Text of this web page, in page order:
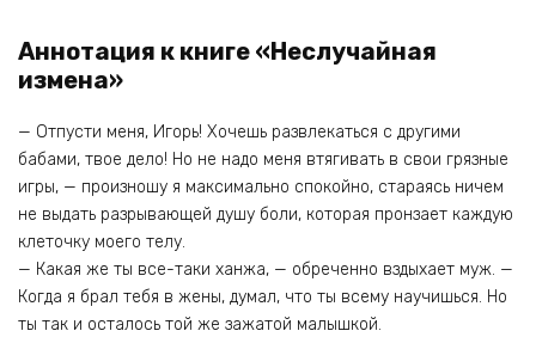
Аннотация к книге «Неслучайная
измена»
— Отпусти меня, Игорь! Хочешь развлекаться с другими
бабами, твое дело! Но не надо меня втягивать в свои грязные
игры, — произношу я максимально спокойно, стараясь ничем
не выдать разрывающей душу боли, которая пронзает каждую
клеточку моего телу.
— Какая же ты все-таки ханжа, — обреченно вздыхает муж. —
Когда я брал тебя в жены, думал, что ты всему научишься. Но
ты так и осталось той же зажатой малышкой.